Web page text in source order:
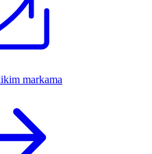
markama